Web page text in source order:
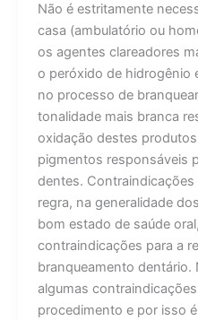
Não é estritamente
casa (ambulatório ou
os agentes clareadores
o peróxido de hidrogênio
no processo de
tonalidade mais branca
oxidação destes
pigmentos responsáveis
dentes.
regra, na generalidade
bom estado de saúde
contraindicações para a
branqueamento dentário.
algumas
procedimento e por isso